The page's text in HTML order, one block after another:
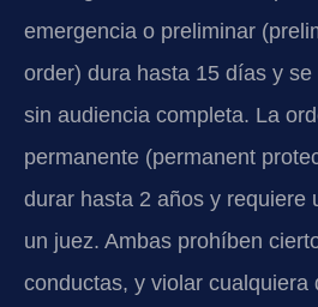
emergencia o preliminar
order) dura hasta 15 días y
sin audiencia completa. La
permanente (permanent
durar hasta 2 años y requiere
un juez. Ambas prohíben
conductas, y violar cualquiera